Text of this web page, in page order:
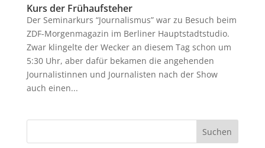
Kurs der Frühaufsteher
Der Seminarkurs “Journalismus” war zu Besuch beim
ZDF-Morgenmagazin im Berliner Hauptstadtstudio.
Zwar klingelte der Wecker an diesem Tag schon um
5:30 Uhr, aber dafür bekamen die angehenden
Journalistinnen und Journalisten nach der Show
auch einen...